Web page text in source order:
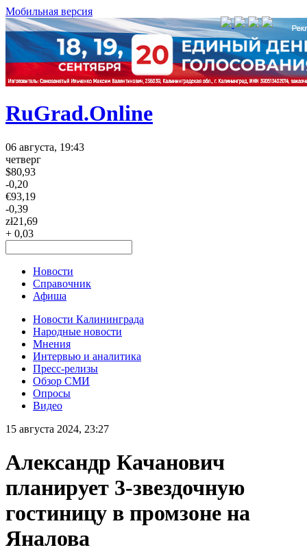
Мобильная версия
RuGrad.Online
06 августа, 19:43
четверг
$80,93
-0,20
€93,19
-0,39
zł21,69
+ 0,03
Новости
Справочник
Афиша
Новости Калининграда
Народные новости
Мнения
Интервью и аналитика
Пресс-релизы
Обзор СМИ
Опросы
Видео
15 августа 2024, 23:27
Александр Качанович
планирует 3-звездочную
гостиницу в промзоне на
Яналова